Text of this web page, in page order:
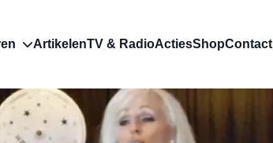
ArtikelenTV & RadioActiesShopContact